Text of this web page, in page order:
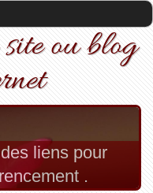
ou blog
liens pour
.